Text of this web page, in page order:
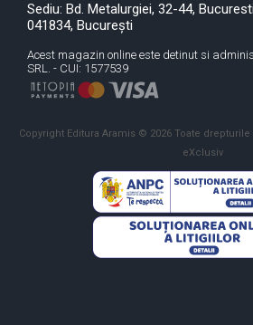
Sediu: Bd. Metalurgiei, 32-44,
041834, București
Acest magazin online este detinut si
SRL. - CUI: 1577539
Copyright Editura Aramis © 2026 Toate drepturile
eXclusiv